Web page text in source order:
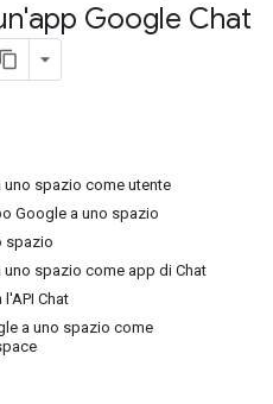
Google Chat
uno spazio come utente
Google a uno spazio
spazio
uno spazio come app di Chat
Chat
a uno spazio come